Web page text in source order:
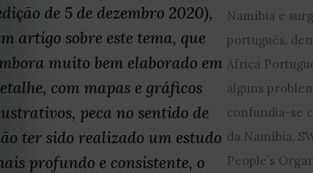
de 5 de dezembro 2020),
artigo sobre este tema, que
muito bem elaborado em
com mapas e gráficos
peca no sentido de
ter sido realizado um estudo
profundo e consistente, o
Namíbia e
português,
Africa
alguns
confundia-se
da Namíbia,
People’s